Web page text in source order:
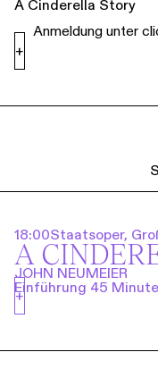
A Cinderella Story
Anmeldung unter
+
18:00Staatsoper,
A
JOHN NEUMEIER
Einführung 45
+